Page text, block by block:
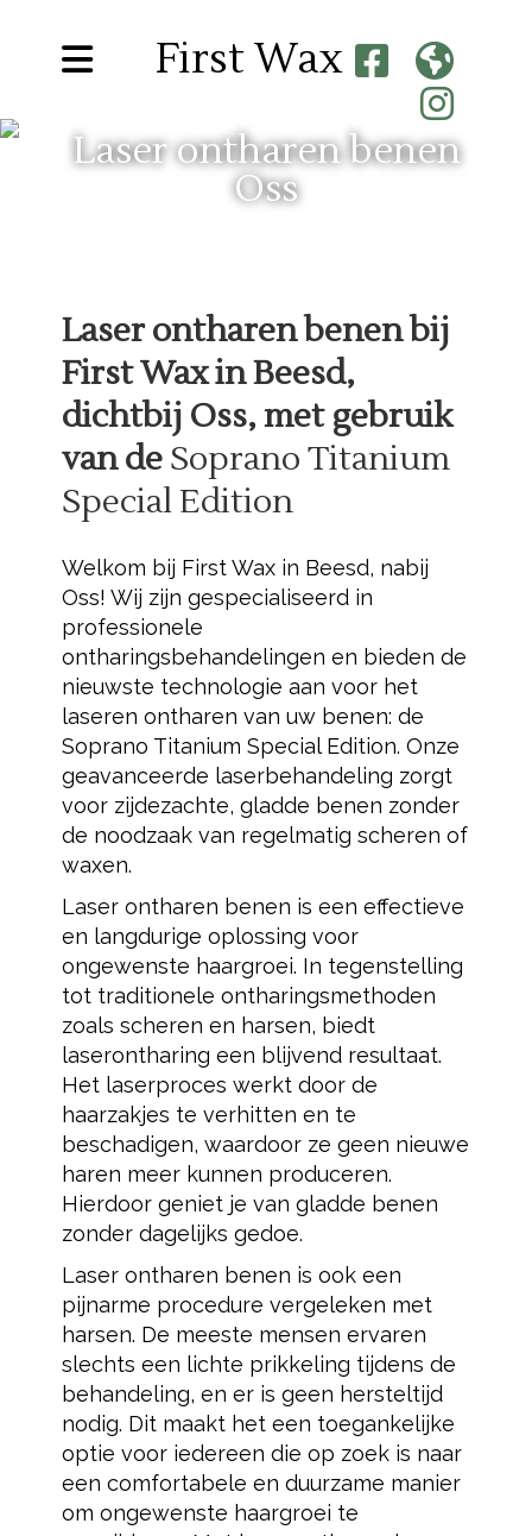
First Wax
Laser ontharen benen
Oss
Laser ontharen benen bij
First Wax in Beesd,
dichtbij Oss, met gebruik
van deSoprano Titanium
Special Edition
Welkom bij First Wax in Beesd, nabij
Oss! Wij zijn gespecialiseerd in
professionele
ontharingsbehandelingen en bieden de
nieuwste technologie aan voor het
laseren ontharen van uw benen: de
Soprano Titanium Special Edition. Onze
geavanceerde laserbehandeling zorgt
voor zijdezachte, gladde benen zonder
de noodzaak van regelmatig scheren of
waxen.
Laser ontharen benen is een effectieve
en langdurige oplossing voor
ongewenste haargroei. In tegenstelling
tot traditionele ontharingsmethoden
zoals scheren en harsen, biedt
laserontharing een blijvend resultaat.
Het laserproces werkt door de
haarzakjes te verhitten en te
beschadigen, waardoor ze geen nieuwe
haren meer kunnen produceren.
Hierdoor geniet je van gladde benen
zonder dagelijks gedoe.
Laser ontharen benen is ook een
pijnarme procedure vergeleken met
harsen. De meeste mensen ervaren
slechts een lichte prikkeling tijdens de
behandeling, en er is geen hersteltijd
nodig. Dit maakt het een toegankelijke
optie voor iedereen die op zoek is naar
een comfortabele en duurzame manier
om ongewenste haargroei te